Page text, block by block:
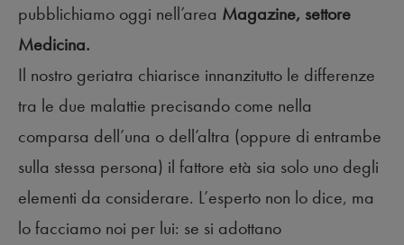
pubblichiamo oggi nell’area Magazine, settore
Medicina.
Il nostro geriatra chiarisce innanzitutto le differenze
tra le due malattie precisando come nella
comparsa dell’una o dell’altra (oppure di entrambe
sulla stessa persona) il fattore età sia solo uno degli
elementi da considerare. L’esperto non lo dice, ma
lo facciamo noi per lui: se si adottano